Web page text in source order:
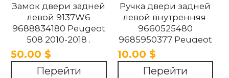
Замок двери задней
левой 9137W6
9688834180 Peugeot
508 2010-2018 .
50.00 $
Перейти
Ручка двери задней
левой внутренняя
9660525480
9685950377 Peugeot
508 2010-2018
10.00 $
Перейти